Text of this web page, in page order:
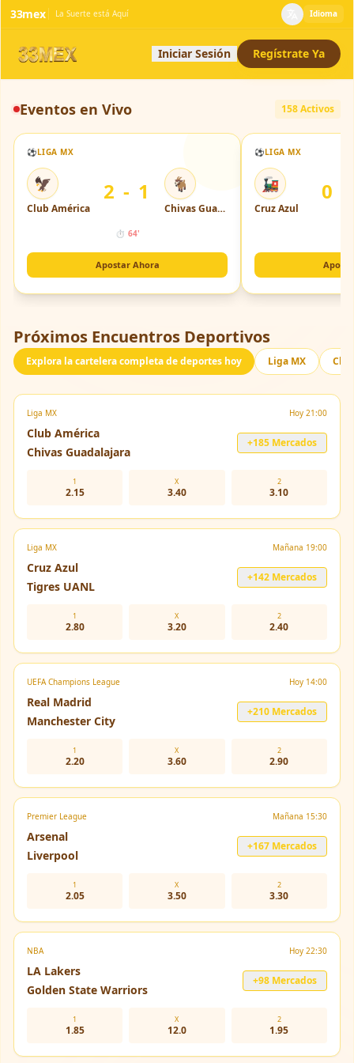
33mex La Suerte está Aquí Idioma
Iniciar Sesión Regístrate Ya
Eventos en Vivo 158 Activos
⚽LIGA MX
🦅
Club América
2 - 1 🐐
Chivas Guadalajara
⏱ 64'
Apostar Ahora
⚽LIGA MX
🚂
Cruz Azul
0
Próximos Encuentros Deportivos
Explora la cartelera completa de deportes hoy Liga MX
Liga MX Hoy 21:00
Club América
Chivas Guadalajara
+185 Mercados
1
2.15
X
3.40
2
3.10
Liga MX Mañana 19:00
Cruz Azul
Tigres UANL
+142 Mercados
1
2.80
X
3.20
2
2.40
UEFA Champions League Hoy 14:00
Real Madrid
Manchester City
+210 Mercados
1
2.20
X
3.60
2
2.90
Premier League Mañana 15:30
Arsenal
Liverpool
+167 Mercados
1
2.05
X
3.50
2
3.30
NBA Hoy 22:30
LA Lakers
Golden State Warriors
+98 Mercados
1
1.85
X
12.0
2
1.95